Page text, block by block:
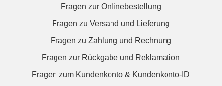
Fragen zur Onlinebestellung
Fragen zu Versand und Lieferung
Fragen zu Zahlung und Rechnung
Fragen zur Rückgabe und Reklamation
Fragen zum Kundenkonto & Kundenkonto-ID